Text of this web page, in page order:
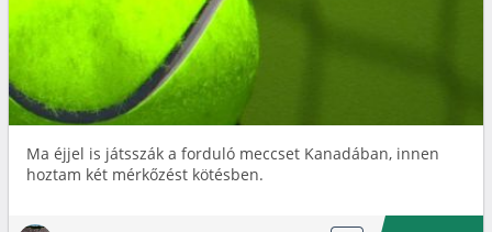
Ma éjjel is játsszák a forduló meccset Kanadában, innen
hoztam két mérkőzést kötésben.